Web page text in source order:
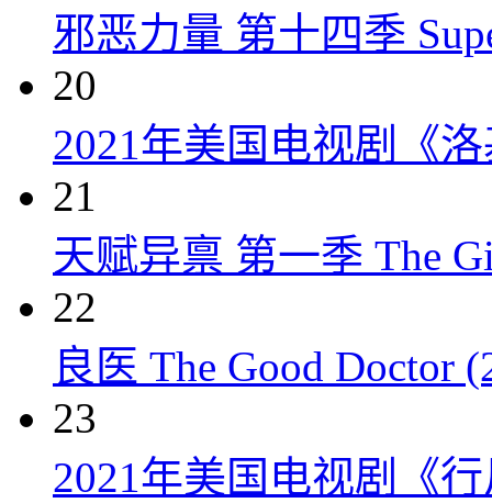
邪恶力量 第十四季
20
2021年美国电视剧《
21
天赋异禀 第一季 The
22
良医 The Good Doctor
23
2021年美国电视剧《